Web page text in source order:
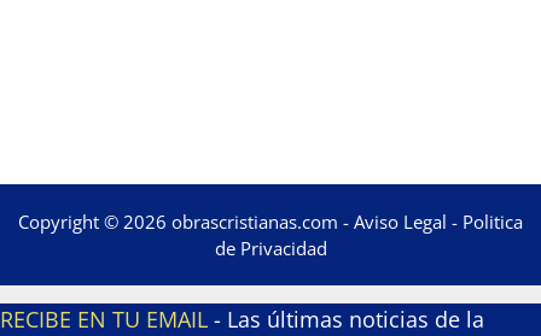
Copyright © 2026 obrascristianas.com - Aviso Legal - Politica
de Privacidad
RECIBE EN TU EMAIL - Las últimas noticias de la